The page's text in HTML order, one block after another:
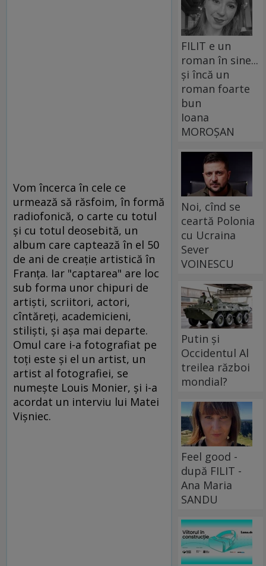
Vom încerca în cele ce
urmează să răsfoim, în formă
radiofonică, o carte cu totul
şi cu totul deosebită, un
album care captează în el 50
de ani de creaţie artistică în
Franţa. Iar "captarea" are loc
sub forma unor chipuri de
artişti, scriitori, actori,
cîntăreţi, academicieni,
stilişti, şi aşa mai departe.
Omul care i-a fotografiat pe
toţi este şi el un artist, un
artist al fotografiei, se
numeşte Louis Monier, şi i-a
acordat un interviu lui Matei
Vişniec.
FILIT e un
roman în sine...
și încă un
roman foarte
bun
Ioana
MOROȘAN
Noi, cînd se
ceartă Polonia
cu Ucraina
Sever
VOINESCU
Putin și
Occidentul Al
treilea război
mondial?
Feel good -
după FILIT -
Ana Maria
SANDU